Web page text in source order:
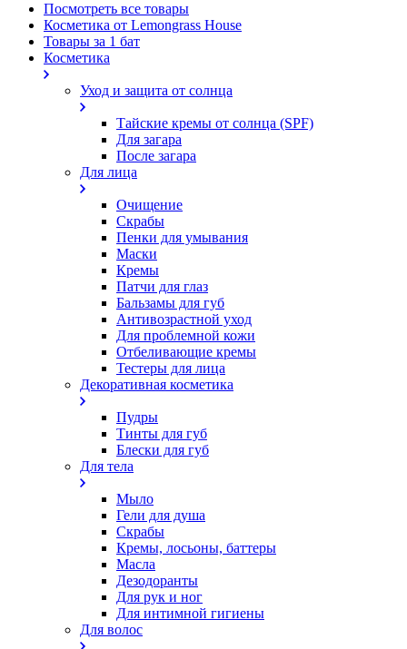
Посмотреть все товары
Косметика от Lemongrass House
Товары за 1 бат
Косметика
Уход и защита от солнца
Тайские кремы от солнца (SPF)
Для загара
После загара
Для лица
Очищение
Скрабы
Пенки для умывания
Маски
Кремы
Патчи для глаз
Бальзамы для губ
Антивозрастной уход
Для проблемной кожи
Oтбеливающие кремы
Тестеры для лица
Декоративная косметика
Пудры
Тинты для губ
Блески для губ
Для тела
Мыло
Гели для душа
Скрабы
Кремы, лосьоны, баттеры
Масла
Дезодоранты
Для рук и ног
Для интимной гигиены
Для волос